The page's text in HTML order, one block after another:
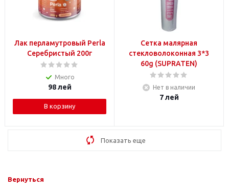
Лак перламутровый Perla
Серебристый 200г
Много
98лей
В корзину
Сетка малярная
стекловолоконная 3*3
60g (SUPRATEN)
Нет в наличии
7лей
Показать еще
Вернуться